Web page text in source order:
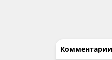
Комментарии